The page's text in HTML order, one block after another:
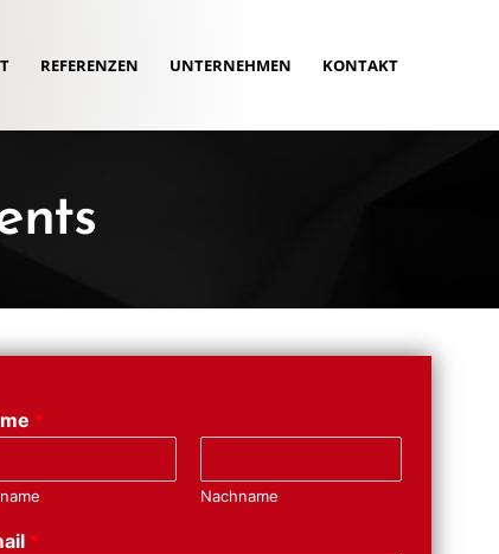
REFERENZEN UNTERNEHMEN KONTAKT
*
Nachname
*